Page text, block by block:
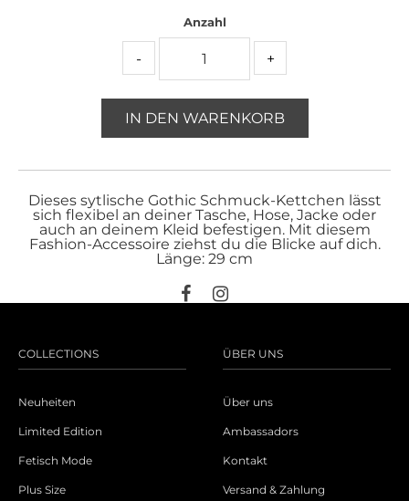
Anzahl
- +
IN DEN WARENKORB
Dieses sytlische Gothic Schmuck-Kettchen lässt
sich flexibel an deiner Tasche, Hose, Jacke oder
auch an deinem Kleid befestigen. Mit diesem
Fashion-Accessoire ziehst du die Blicke auf dich.
Länge: 29 cm
COLLECTIONS
Neuheiten
Limited Edition
Fetisch Mode
Plus Size
ÜBER UNS
Über uns
Ambassadors
Kontakt
Versand & Zahlung